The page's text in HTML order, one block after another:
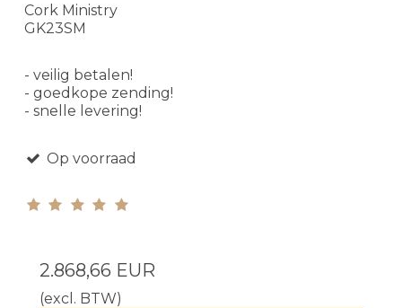
Cork Ministry
GK23SM
- veilig betalen!
- goedkope zending!
- snelle levering!
Op voorraad
2.868,66 EUR
(excl. BTW)